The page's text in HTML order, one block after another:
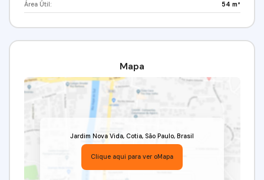
Área Útil: 54 m²
Mapa
Jardim Nova Vida, Cotia, São Paulo, Brasil
Clique aqui para ver oMapa